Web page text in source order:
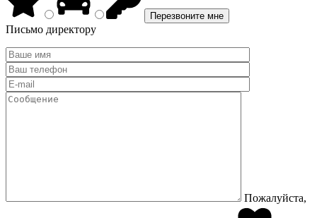
Письмо директору
Пожалуйста,